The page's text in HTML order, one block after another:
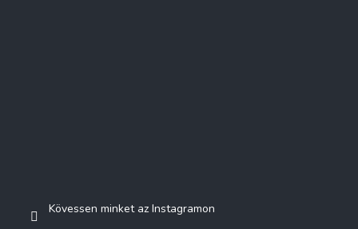
Kövessen minket az Instagramon